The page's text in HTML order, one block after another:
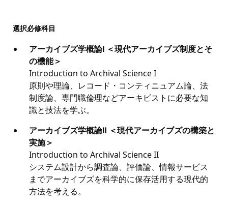
選択必修科目
アーカイブズ学概論Ⅰ ＜現代アーカイブズ制度とそ
の機能＞
Introduction to Archival Science I
原則や理論、レコード・コンティニュアム論、法
制度論、専門職倫理などアーキビストに必要な知
識と技法を学ぶ。
アーカイブズ学概論Ⅱ ＜現代アーカイブズの構築と
実施＞
Introduction to Archival Science II
システム設計から調査論、評価論、情報サービス
までアーカイブズを科学的に保存活用する現代的
方法を考える。